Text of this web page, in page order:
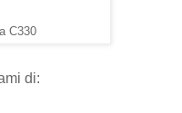
C330
di: